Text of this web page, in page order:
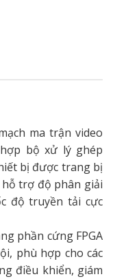
ma trận video
bộ xử lý ghép
bị được trang bị
trợ độ phân giải
độ truyền tải cực
phần cứng FPGA
phù hợp cho các
điều khiển, giám